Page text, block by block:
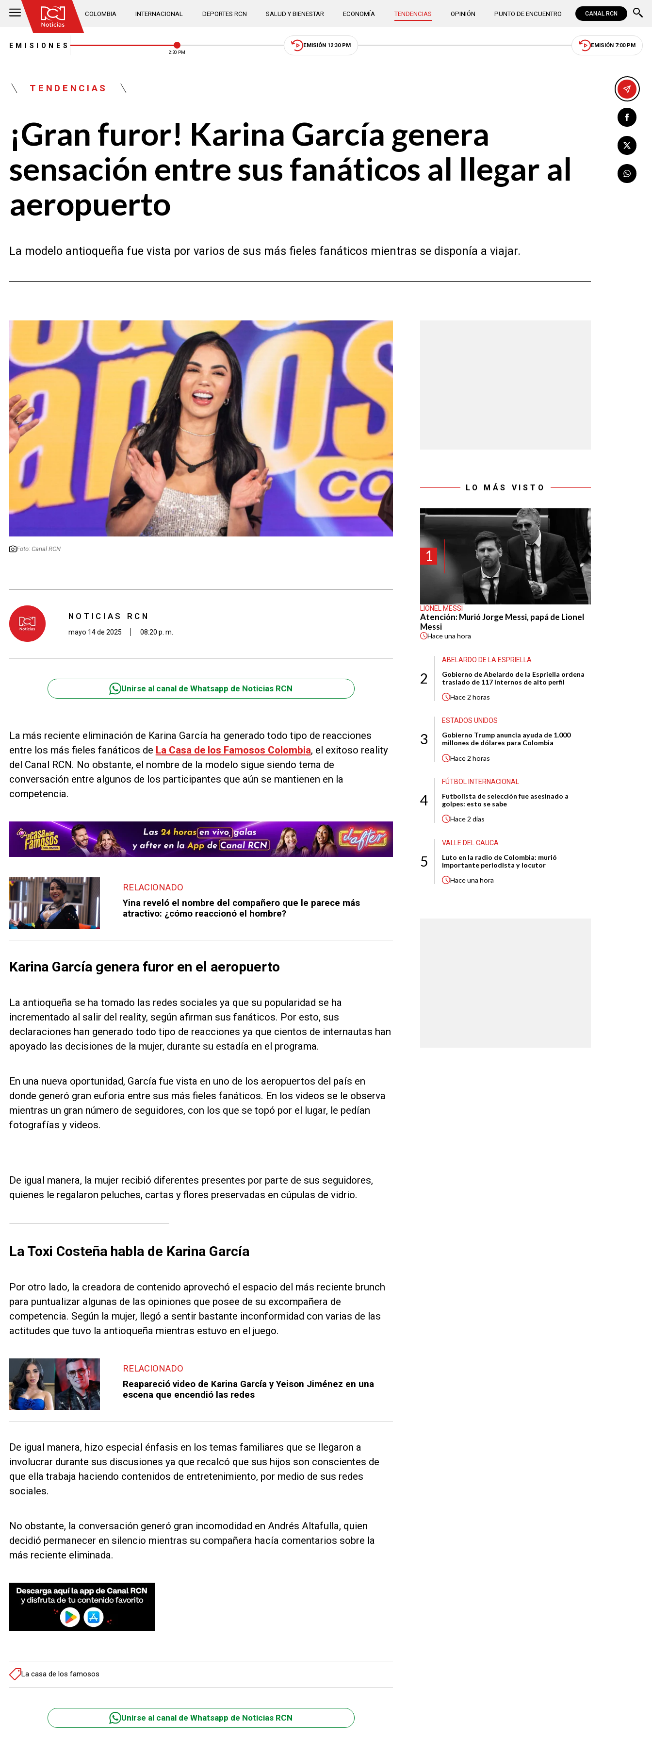
COLOMBIA INTERNACIONAL DEPORTES RCN SALUD Y BIENESTAR ECONOMÍA TENDENCIAS OPINIÓN PUNTO DE ENCUENTRO CANAL RCN
EMISIONES
2:30 PM
EMISIÓN 12:30 PM EMISIÓN 7:00 PM
TENDENCIAS
¡Gran furor! Karina García genera
sensación entre sus fanáticos al llegar al
aeropuerto
La modelo antioqueña fue vista por varios de sus más fieles fanáticos mientras se disponía a viajar.
Foto: Canal RCN
NOTICIAS RCN
mayo 14 de 2025 08:20 p. m.
Unirse al canal de Whatsapp de Noticias RCN
La más reciente eliminación de Karina García ha generado todo tipo de reacciones
entre los más fieles fanáticos de La Casa de los Famosos Colombia, el exitoso reality
del Canal RCN. No obstante, el nombre de la modelo sigue siendo tema de
conversación entre algunos de los participantes que aún se mantienen en la
competencia.
RELACIONADO
Yina reveló el nombre del compañero que le parece más
atractivo: ¿cómo reaccionó el hombre?
Karina García genera furor en el aeropuerto
La antioqueña se ha tomado las redes sociales ya que su popularidad se ha
incrementado al salir del reality, según afirman sus fanáticos. Por esto, sus
declaraciones han generado todo tipo de reacciones ya que cientos de internautas han
apoyado las decisiones de la mujer, durante su estadía en el programa.
En una nueva oportunidad, García fue vista en uno de los aeropuertos del país en
donde generó gran euforia entre sus más fieles fanáticos. En los videos se le observa
mientras un gran número de seguidores, con los que se topó por el lugar, le pedían
fotografías y videos.
De igual manera, la mujer recibió diferentes presentes por parte de sus seguidores,
quienes le regalaron peluches, cartas y flores preservadas en cúpulas de vidrio.
La Toxi Costeña habla de Karina García
Por otro lado, la creadora de contenido aprovechó el espacio del más reciente brunch
para puntualizar algunas de las opiniones que posee de su excompañera de
competencia. Según la mujer, llegó a sentir bastante inconformidad con varias de las
actitudes que tuvo la antioqueña mientras estuvo en el juego.
RELACIONADO
Reapareció video de Karina García y Yeison Jiménez en una
escena que encendió las redes
De igual manera, hizo especial énfasis en los temas familiares que se llegaron a
involucrar durante sus discusiones ya que recalcó que sus hijos son conscientes de
que ella trabaja haciendo contenidos de entretenimiento, por medio de sus redes
sociales.
No obstante, la conversación generó gran incomodidad en Andrés Altafulla, quien
decidió permanecer en silencio mientras su compañera hacía comentarios sobre la
más reciente eliminada.
La casa de los famosos
Unirse al canal de Whatsapp de Noticias RCN
LO MÁS VISTO
1
LIONEL MESSI
Atención: Murió Jorge Messi, papá de Lionel
Messi
Haceuna hora
2
ABELARDO DE LA ESPRIELLA
Gobierno de Abelardo de la Espriella ordena
traslado de 117 internos de alto perfil
Hace2 horas
3
ESTADOS UNIDOS
Gobierno Trump anuncia ayuda de 1.000
millones de dólares para Colombia
Hace2 horas
4
FÚTBOL INTERNACIONAL
Futbolista de selección fue asesinado a
golpes: esto se sabe
Hace2 días
5
VALLE DEL CAUCA
Luto en la radio de Colombia: murió
importante periodista y locutor
Haceuna hora